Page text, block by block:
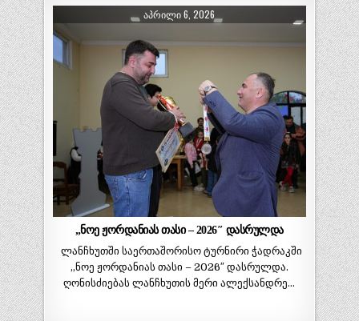
ᲐᲞᲠᲘᲚᲘ 6, 2026
„ნოე ჟორდანიას თასი – 2026″ დასრულდა
ლანჩხუთში საერთაშორისო ტურნირი ჭადრაკში
„ნოე ჟორდანიას თასი – 2026″ დასრულდა.
ღონისძიებას ლანჩხუთის მერი ალექსანდრე…